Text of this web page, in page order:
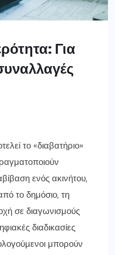
Για
το «διαβατήριο»
ενός ακινήτου,
το δημόσιο, τη
σε διαγωνισμούς
διαδικασίες
μπορούν